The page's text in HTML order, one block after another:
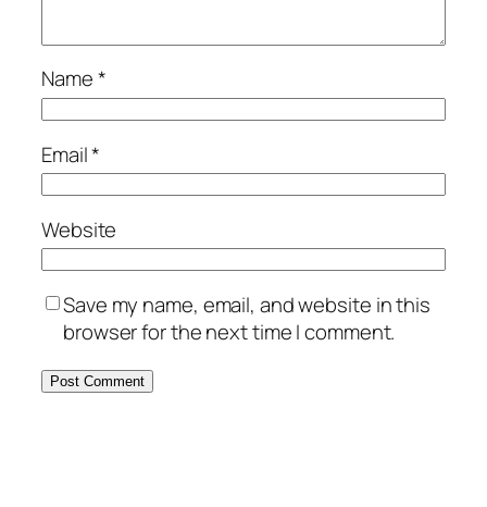
Name*
Email*
Website
Save my name, email, and website in this
browser for the next time I comment.